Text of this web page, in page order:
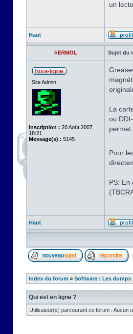
un
Haut
hERMOL Sujet du
Site Admin
Inscription : 20 Août 2007,
18:21
Message(s) : 5145
La
ou
permet
Pour
PS: En
Haut
Index du forum » Software : Les dumps
Qui est en ligne ?
Utilisateur(s) parcourant ce forum : Aucun